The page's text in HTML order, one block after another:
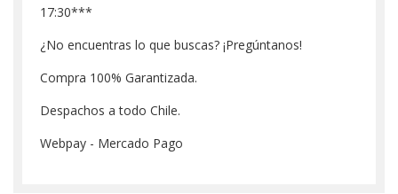
17:30***
¿No encuentras lo que buscas? ¡Pregúntanos!
Compra 100% Garantizada.
Despachos a todo Chile.
Webpay - Mercado Pago